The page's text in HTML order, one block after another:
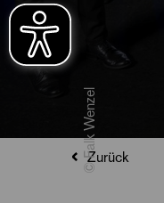
© Falk Wenzel
Zurück